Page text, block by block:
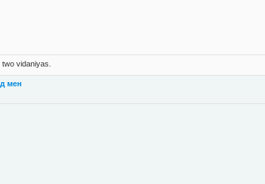
vidaniyas.
мен